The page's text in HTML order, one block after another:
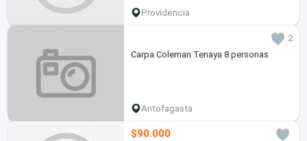
Providencia
2
Carpa Coleman Tenaya 8 personas
Antofagasta
$90.000